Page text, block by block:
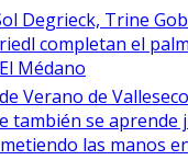
Degrieck, Trine
completan el
Médano
Verano de
también se aprende
las manos